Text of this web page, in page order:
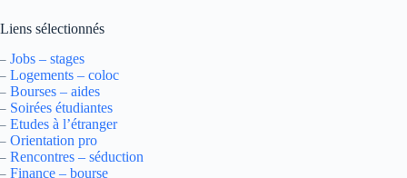
Liens sélectionnés
– Jobs – stages
– Logements – coloc
– Bourses – aides
– Soirées étudiantes
– Etudes à l’étranger
– Orientation pro
– Rencontres – séduction
– Finance – bourse